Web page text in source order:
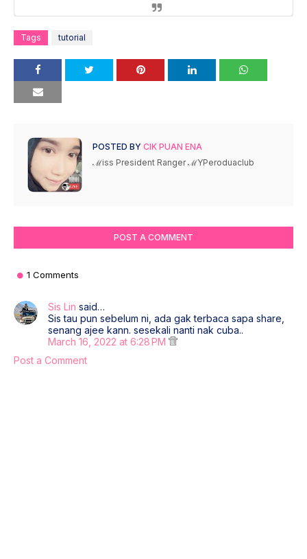
Tags tutorial
POSTED BY CIK PUAN ENA
ℳiss President Ranger ℳYPeroduaclub
POST A COMMENT
1 Comments
Sis Lin said…
Sis tau pun sebelum ni, ada gak terbaca sapa share,
senang ajee kann. sesekali nanti nak cuba..
March 16, 2022 at 6:28 PM
Post a Comment